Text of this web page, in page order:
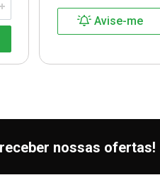
Avise-me
nossas ofertas!